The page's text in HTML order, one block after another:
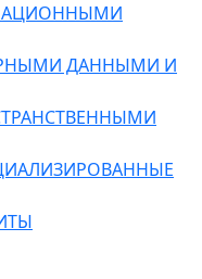
ДАННЫМИ И